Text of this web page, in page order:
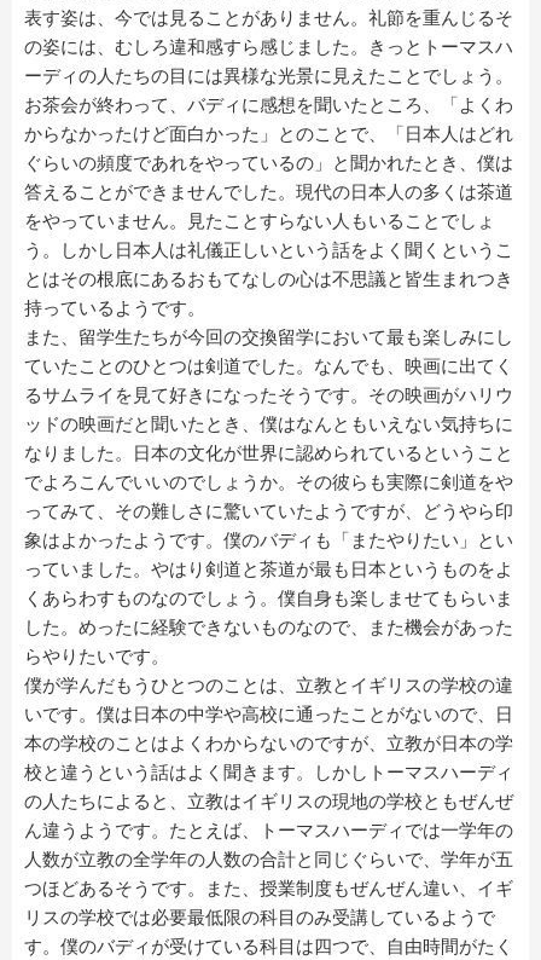
表す姿は、今では見ることがありません。礼節を重んじるそ
の姿には、むしろ違和感すら感じました。きっとトーマスハ
ーディの人たちの目には異様な光景に見えたことでしょう。
お茶会が終わって、バディに感想を聞いたところ、「よくわ
からなかったけど面白かった」とのことで、「日本人はどれ
ぐらいの頻度であれをやっているの」と聞かれたとき、僕は
答えることができませんでした。現代の日本人の多くは茶道
をやっていません。見たことすらない人もいることでしょ
う。しかし日本人は礼儀正しいという話をよく聞くというこ
とはその根底にあるおもてなしの心は不思議と皆生まれつき
持っているようです。
また、留学生たちが今回の交換留学において最も楽しみにし
ていたことのひとつは剣道でした。なんでも、映画に出てく
るサムライを見て好きになったそうです。その映画がハリウ
ッドの映画だと聞いたとき、僕はなんともいえない気持ちに
なりました。日本の文化が世界に認められているということ
でよろこんでいいのでしょうか。その彼らも実際に剣道をや
ってみて、その難しさに驚いていたようですが、どうやら印
象はよかったようです。僕のバディも「またやりたい」とい
っていました。やはり剣道と茶道が最も日本というものをよ
くあらわすものなのでしょう。僕自身も楽しませてもらいま
した。めったに経験できないものなので、また機会があった
らやりたいです。
僕が学んだもうひとつのことは、立教とイギリスの学校の違
いです。僕は日本の中学や高校に通ったことがないので、日
本の学校のことはよくわからないのですが、立教が日本の学
校と違うという話はよく聞きます。しかしトーマスハーディ
の人たちによると、立教はイギリスの現地の学校ともぜんぜ
ん違うようです。たとえば、トーマスハーディでは一学年の
人数が立教の全学年の人数の合計と同じぐらいで、学年が五
つほどあるそうです。また、授業制度もぜんぜん違い、イギ
リスの学校では必要最低限の科目のみ受講しているようで
す。僕のバディが受けている科目は四つで、自由時間がたく